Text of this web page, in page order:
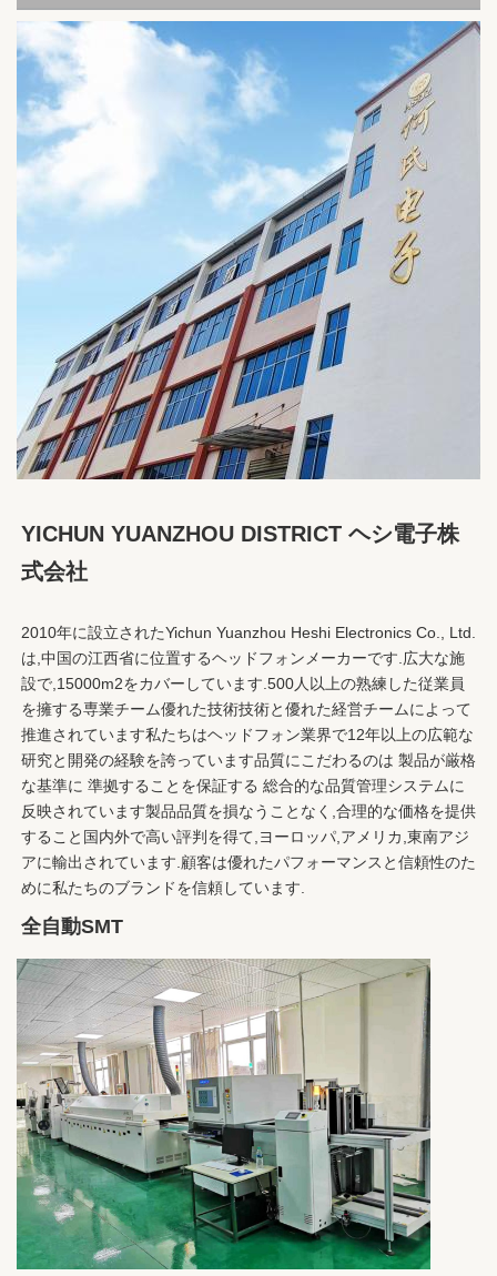
YICHUN YUANZHOU DISTRICT ヘシ電子株
式会社
2010年に設立されたYichun Yuanzhou Heshi Electronics Co., Ltd.
は,中国の江西省に位置するヘッドフォンメーカーです.広大な施
設で,15000m2をカバーしています.500人以上の熟練した従業員
を擁する専業チーム優れた技術技術と優れた経営チームによって
推進されています私たちはヘッドフォン業界で12年以上の広範な
研究と開発の経験を誇っています品質にこだわるのは 製品が厳格
な基準に 準拠することを保証する 総合的な品質管理システムに
反映されています製品品質を損なうことなく,合理的な価格を提供
すること国内外で高い評判を得て,ヨーロッパ,アメリカ,東南アジ
アに輸出されています.顧客は優れたパフォーマンスと信頼性のた
めに私たちのブランドを信頼しています.
全自動SMT